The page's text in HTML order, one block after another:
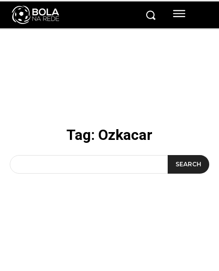
Tag: Ozkacar
SEARCH